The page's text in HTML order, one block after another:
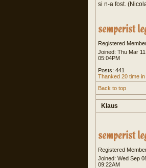
si n-a fost.
Registered
Joined: Thu Mar 11
05:04PM
Posts: 441
Thanked 20 time
Back to top
Klaus
Registered
Joined: Wed Sep
09:22AM